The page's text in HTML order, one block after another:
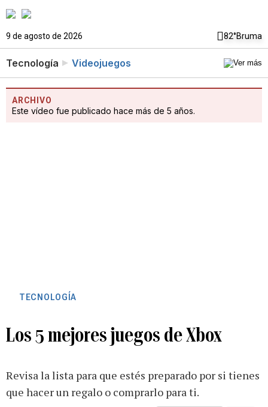
9 de agosto de 2026 82°Bruma
Tecnología Videojuegos
ARCHIVO
Este vídeo fue publicado hace más de 5 años.
TECNOLOGÍA
Los 5 mejores juegos de Xbox
Revisa la lista para que estés preparado por si tienes
que hacer un regalo o comprarlo para ti.